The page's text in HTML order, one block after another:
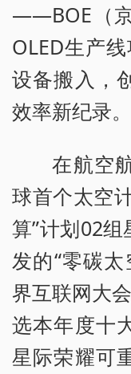
——BOE（
OLED生产
设备搬入，
效率新纪录。
在航空
球首个太空
算”计划02
发的“零碳
界互联网大
选本年度十
星际荣耀可